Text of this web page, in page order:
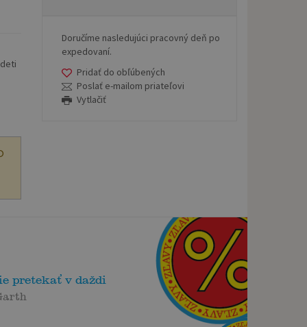
Doručíme nasledujúci pracovný deň po
expedovaní.
Pridať do obľúbených
Poslať e-mailom priateľovi
Vytlačiť
pretekať v daždi